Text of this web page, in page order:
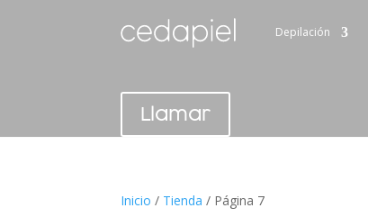
Depilación
Llamar
Inicio / Tienda / Página 7